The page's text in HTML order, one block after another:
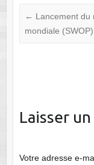
← Lancement du
mondiale
Laisser
Votre adresse e-